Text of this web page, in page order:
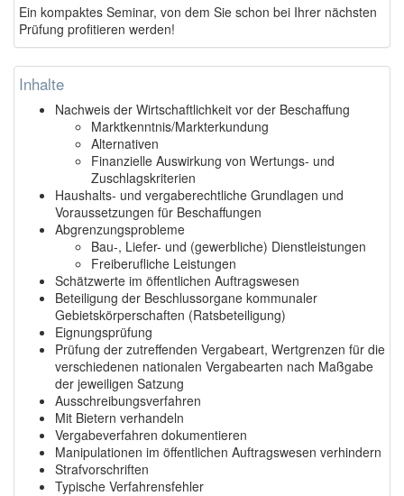
Ein kompaktes Seminar, von dem Sie schon bei Ihrer nächsten
Prüfung profitieren werden!
Inhalte
Nachweis der Wirtschaftlichkeit vor der Beschaffung
Marktkenntnis/Markterkundung
Alternativen
Finanzielle Auswirkung von Wertungs- und
Zuschlagskriterien
Haushalts- und vergaberechtliche Grundlagen und
Voraussetzungen für Beschaffungen
Abgrenzungsprobleme
Bau-, Liefer- und (gewerbliche) Dienstleistungen
Freiberufliche Leistungen
Schätzwerte im öffentlichen Auftragswesen
Beteiligung der Beschlussorgane kommunaler
Gebietskörperschaften (Ratsbeteiligung)
Eignungsprüfung
Prüfung der zutreffenden Vergabeart, Wertgrenzen für die
verschiedenen nationalen Vergabearten nach Maßgabe
der jeweiligen Satzung
Ausschreibungsverfahren
Mit Bietern verhandeln
Vergabeverfahren dokumentieren
Manipulationen im öffentlichen Auftragswesen verhindern
Strafvorschriften
Typische Verfahrensfehler